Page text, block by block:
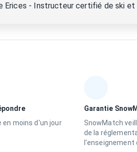
en moins d'un jour
Garantie
SnowMatch
de la
l'enseignement